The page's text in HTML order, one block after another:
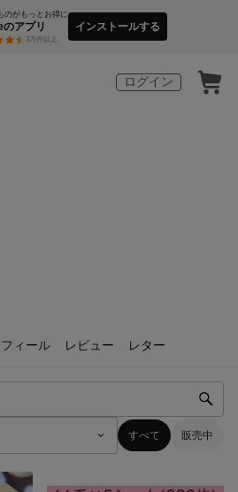
のがもっとお得に
アプリ
3万件以上
インストールする
ログイン
ィール レビュー レター
すべて 販売中